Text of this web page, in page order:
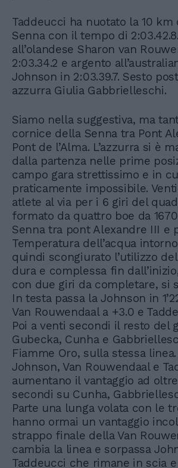
Taddeucci ha nuotato la 10
Senna con il tempo di
all’olandese Sharon van
2:03.34.2 e argento
Johnson in 2:03.39.7. Sesto
azzurra Giulia Gabbrielleschi.
Siamo nella suggestiva, ma
cornice della Senna tra Pont
Pont de l’Alma. L’azzurra si è
dalla partenza nelle prime
campo gara strettissimo e in
praticamente impossibile.
atlete al via per i 6 giri del
formato da quattro boe da
Senna tra pont Alexandre III e
Temperatura dell’acqua
quindi scongiurato l’utilizzo
dura e complessa fin
con due giri da completare, si
In testa passa la Johnson in
Van Rouwendaal a +3.0 e
Poi a venti secondi il resto del
Gubecka, Cunha e
Fiamme Oro, sulla stessa
Johnson, Van Rouwendaal e
aumentano il vantaggio ad
secondi su Cunha,
Parte una lunga volata con le
hanno ormai un vantaggio
strappo finale della Van
cambia la linea e sorpassa
Taddeucci che rimane in scia